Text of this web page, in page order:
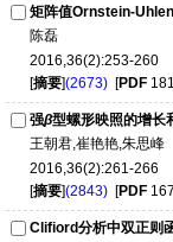
矩阵值Ornstein-
陈磊
2016,36(2):253-260
[摘要](2673) [PDF
强β型螺形映照的增长
王朝君,崔艳艳,朱思峰
2016,36(2):261-266
[摘要](2843) [PDF
Clifiord分析中双正则